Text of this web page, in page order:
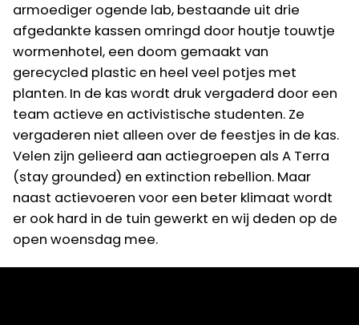
armoediger ogende lab, bestaande uit drie
afgedankte kassen omringd door houtje touwtje
wormenhotel, een doom gemaakt van
gerecycled plastic en heel veel potjes met
planten. In de kas wordt druk vergaderd door een
team actieve en activistische studenten. Ze
vergaderen niet alleen over de feestjes in de kas.
Velen zijn gelieerd aan actiegroepen als A Terra
(stay grounded) en extinction rebellion. Maar
naast actievoeren voor een beter klimaat wordt
er ook hard in de tuin gewerkt en wij deden op de
open woensdag mee.